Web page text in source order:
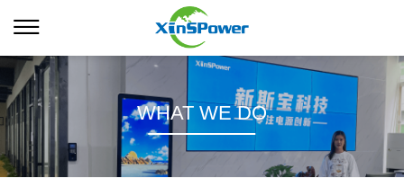
WHAT WE DO